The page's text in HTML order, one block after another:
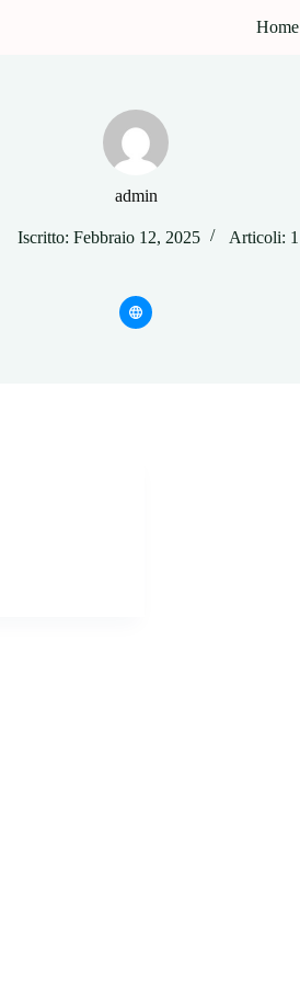
Home
admin
Iscritto: Febbraio 12, 2025 Articoli: 1